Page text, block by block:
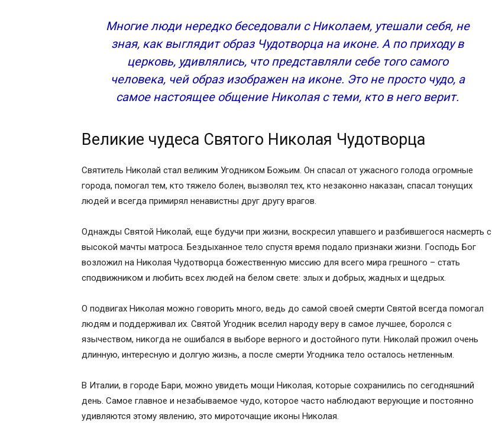
Многие люди нередко беседовали с Николаем, утешали себя, не
зная, как выглядит образ Чудотворца на иконе. А по приходу в
церковь, удивлялись, что представляли себе того самого
человека, чей образ изображен на иконе. Это не просто чудо, а
самое настоящее общение Николая с теми, кто в него верит.
Великие чудеса Святого Николая Чудотворца
Святитель Николай стал великим Угодником Божьим. Он спасал от ужасного голода огромные
города, помогал тем, кто тяжело болен, вызволял тех, кто незаконно наказан, спасал тонущих
людей и всегда примирял ненавистны друг другу врагов.
Однажды Святой Николай, еще будучи при жизни, воскресил упавшего и разбившегося насмерть с
высокой мачты матроса. Бездыханное тело спустя время подало признаки жизни. Господь Бог
возложил на Николая Чудотворца божественную миссию для всего мира грешного – стать
сподвижником и любить всех людей на белом свете: злых и добрых, жадных и щедрых.
О подвигах Николая можно говорить много, ведь до самой своей смерти Святой всегда помогал
людям и поддерживал их. Святой Угодник вселил народу веру в самое лучшее, боролся с
язычеством, никогда не ошибался в выборе верного и достойного пути. Николай прожил очень
длинную, интересную и долгую жизнь, а после смерти Угодника тело осталось нетленным.
В Италии, в городе Бари, можно увидеть мощи Николая, которые сохранились по сегодняшний
день. Самое главное и незабываемое чудо, которое часто наблюдают верующие и постоянно
удивляются этому явлению, это мироточащие иконы Николая.